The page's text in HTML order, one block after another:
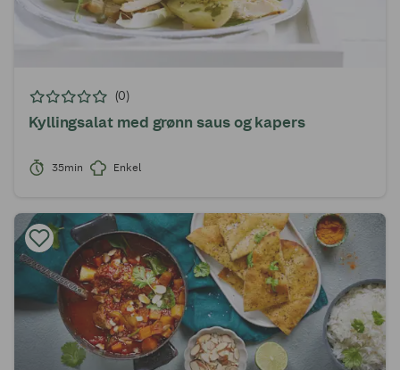
(0)
Kyllingsalat med grønn saus og kapers
35min Enkel